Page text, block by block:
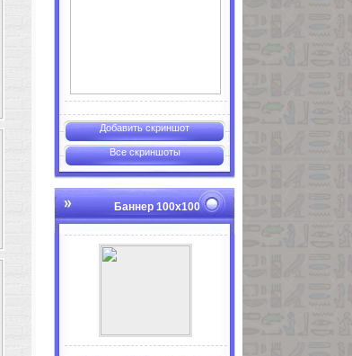
Добавить скриншот
Все скриншоты
Баннер 100х100